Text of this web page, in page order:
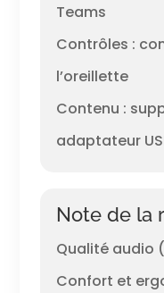
Teams
Contrôles :
l’oreillette
Contenu :
adaptateur
Note de la
Qualité audio
Confort et